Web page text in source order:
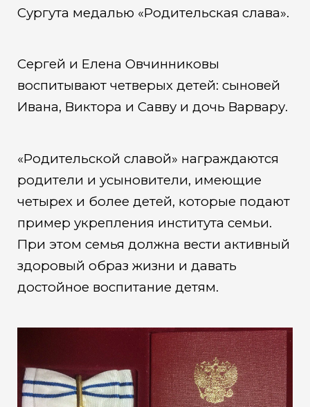
Сургута медалью «Родительская слава».
Сергей и Елена Овчинниковы
воспитывают четверых детей: сыновей
Ивана, Виктора и Савву и дочь Варвару.
«Родительской славой» награждаются
родители и усыновители, имеющие
четырех и более детей, которые подают
пример укрепления института семьи.
При этом семья должна вести активный
здоровый образ жизни и давать
достойное воспитание детям.